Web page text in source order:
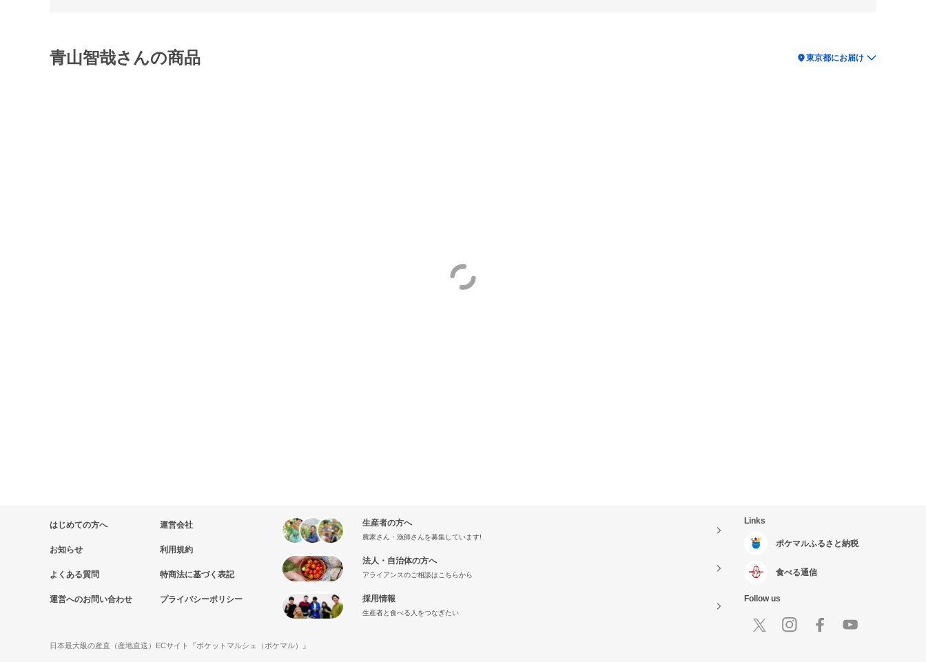
青山智哉さんの商品 location_on東京都にお届け
はじめての方へ
お知らせ
よくある質問
運営へのお問い合わせ
運営会社
利用規約
特商法に基づく表記
プライバシーポリシー
生産者の方へ
農家さん・漁師さんを募集しています!
法人・自治体の方へ
アライアンスのご相談はこちらから
採用情報
生産者と食べる人をつなぎたい
Links
ポケマルふるさと納税
食べる通信
Follow us
日本最大級の産直（産地直送）ECサイト『ポケットマルシェ（ポケマル）』